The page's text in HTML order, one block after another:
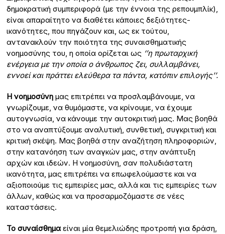
δημοκρατική συμπεριφορά (με την έννοια της ρεπουμπλίκ),
είναι απαραίτητο να διαθέτει κάποιες δεξιότητες-
ικανότητες, που πηγάζουν και, ως εκ τούτου,
αντανακλούν την ποιότητα της συναισθηματικής
νοημοσύνης του, η οποία ορίζεται ως ‘’η πρωταρχική
ενέργεια με την οποία ο άνθρωπος ζει, συλλαμβάνει,
εννοεί και πράττει ελεύθερα τα πάντα, κατόπιν επιλογής’’.
Η νοημοσύνη μας επιτρέπει να προσλαμβάνουμε, να
γνωρίζουμε, να θυμόμαστε, να κρίνουμε, να έχουμε
αυτογνωσία, να κάνουμε την αυτοκριτική μας. Μας βοηθά
στο να αναπτύξουμε αναλυτική, συνθετική, συγκριτική και
κριτική σκέψη. Μας βοηθά στην αναζήτηση πληροφοριών,
στην κατανόηση των αναγκών μας, στην ανάπτυξη
αρχών και ιδεών. Η νοημοσύνη, σαν πολυδιάστατη
ικανότητα, μας επιτρέπει να επωφελούμαστε και να
αξιοποιούμε τις εμπειρίες μας, αλλά και τις εμπειρίες των
άλλων, καθώς και να προσαρμοζόμαστε σε νέες
καταστάσεις.
Το συναίσθημαείναι μία θεμελιώδης προτροπή για δράση,